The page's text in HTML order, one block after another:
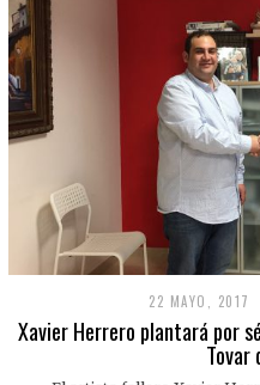
22 MAYO, 2017
Xavier Herrero plantará por
Tovar